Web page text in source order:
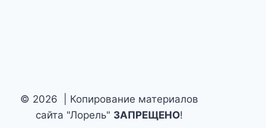
© 2026 | Копирование материалов
сайта "Лорель" ЗАПРЕЩЕНО!